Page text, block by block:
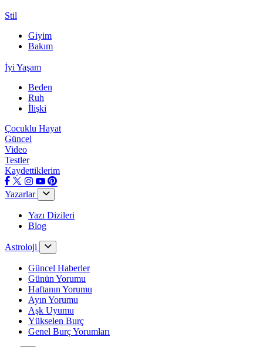
Stil
Giyim
Bakım
İyi Yaşam
Beden
Ruh
İlişki
Çocuklu Hayat
Güncel
Video
Testler
Kaydettiklerim
Yazarlar
Yazı Dizileri
Blog
Astroloji
Güncel Haberler
Günün Yorumu
Haftanın Yorumu
Ayın Yorumu
Aşk Uyumu
Yükselen Burç
Genel Burç Yorumları